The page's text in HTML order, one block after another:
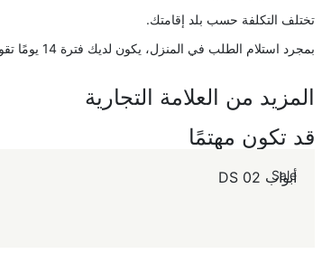
تختلف التكلفة حسب بلد إقامتك.
بمجرد استلام الطلب في المنزل، يكون لديك فترة 14 يومًا تقويميًا لإدارة عملية الإرجاع أو الإبلاغ عن مشكلة مجانًا من خلال حسابك عبر الإنترنت. اقرأ المزيد على
المزيد من العلامة التجارية
قد تكون مهتمًا
Sale
أبواب DS 02